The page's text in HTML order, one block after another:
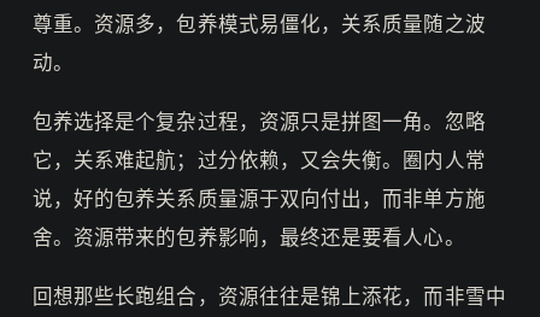
尊重。资源多，包养模式易僵化，关系质量随之波
动。
包养选择是个复杂过程，资源只是拼图一角。忽略
它，关系难起航；过分依赖，又会失衡。圈内人常
说，好的包养关系质量源于双向付出，而非单方施
舍。资源带来的包养影响，最终还是要看人心。
回想那些长跑组合，资源往往是锦上添花，而非雪中